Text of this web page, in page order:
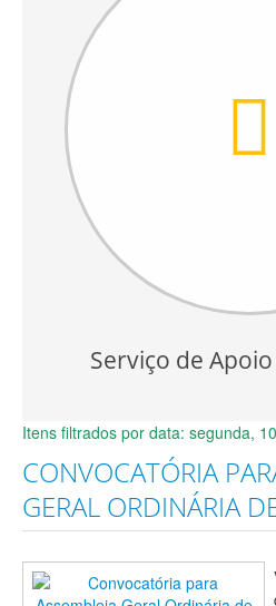
Serviço de
Itens filtrados por data: segunda,
CONVOCATÓRIA
GERAL ORDINÁRIA